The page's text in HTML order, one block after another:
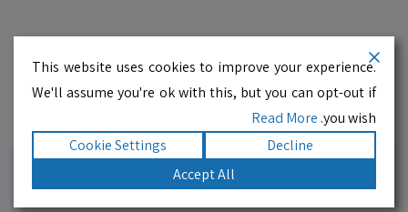
עסקים מומלצים!רוצים גם? לחצו כאן
10.0 לדף העסק
This website uses cookies to improve your experience.
We'll assume you're ok with this, but you can opt-out if
you wish.
Read More
Decline
Cookie Settings
Accept All